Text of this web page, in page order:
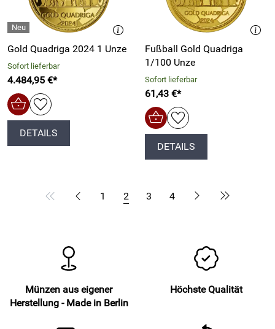
Gold Quadriga 2024 1 Unze
Sofort lieferbar
4.484,95 €*
DETAILS
Fußball Gold Quadriga
1/100 Unze
Sofort lieferbar
61,43 €*
DETAILS
1 2 3 4
Münzen aus eigener
Herstellung - Made in Berlin
Höchste Qualität